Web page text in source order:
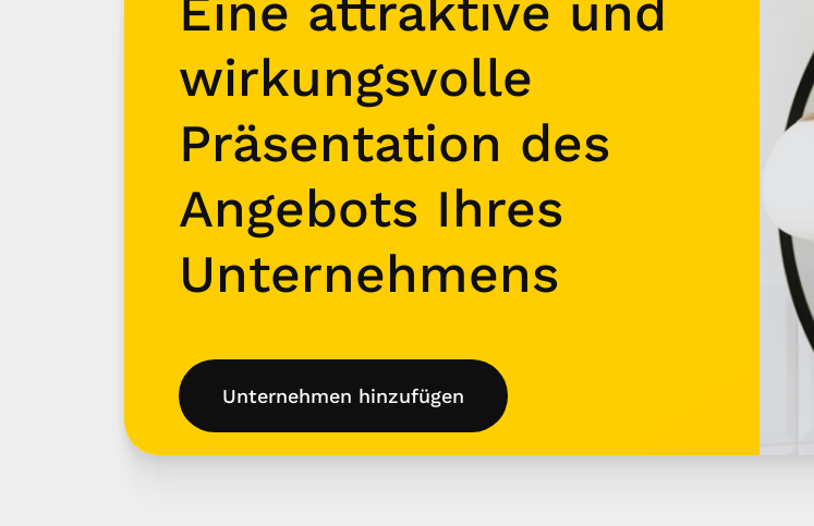
Eine attraktive und
wirkungsvolle
Präsentation des
Angebots Ihres
Unternehmens
Unternehmen hinzufügen